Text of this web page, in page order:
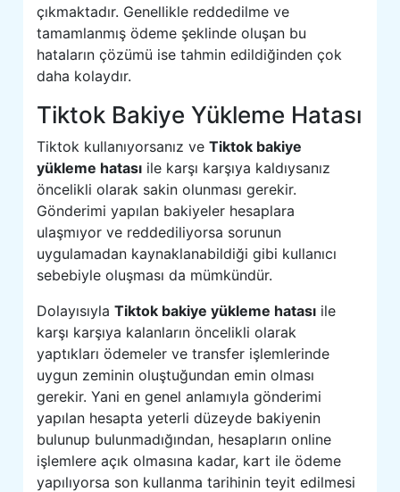
çıkmaktadır. Genellikle reddedilme ve
tamamlanmış ödeme şeklinde oluşan bu
hataların çözümü ise tahmin edildiğinden çok
daha kolaydır.
Tiktok Bakiye Yükleme Hatası
Tiktok kullanıyorsanız veTiktok bakiye
yükleme hatası ile karşı karşıya kaldıysanız
öncelikli olarak sakin olunması gerekir.
Gönderimi yapılan bakiyeler hesaplara
ulaşmıyor ve reddediliyorsa sorunun
uygulamadan kaynaklanabildiği gibi kullanıcı
sebebiyle oluşması da mümkündür.
DolayısıylaTiktok bakiye yükleme hatası ile
karşı karşıya kalanların öncelikli olarak
yaptıkları ödemeler ve transfer işlemlerinde
uygun zeminin oluştuğundan emin olması
gerekir. Yani en genel anlamıyla gönderimi
yapılan hesapta yeterli düzeyde bakiyenin
bulunup bulunmadığından, hesapların online
işlemlere açık olmasına kadar, kart ile ödeme
yapılıyorsa son kullanma tarihinin teyit edilmesi